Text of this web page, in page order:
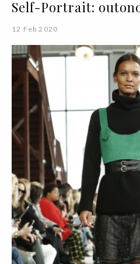
Self-Portrait:
12 Feb 2020